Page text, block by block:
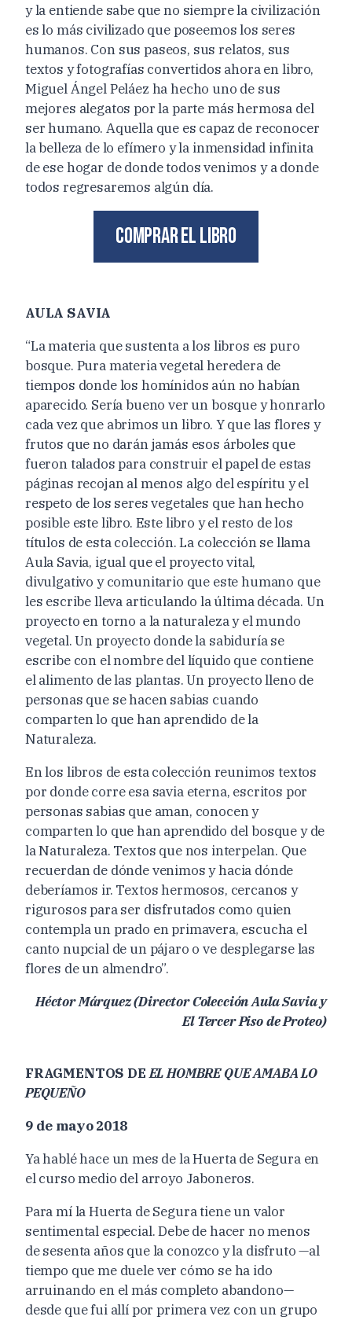
y la entiende sabe que no siempre la civilización
es lo más civilizado que poseemos los seres
humanos. Con sus paseos, sus relatos, sus
textos y fotografías convertidos ahora en libro,
Miguel Ángel Peláez ha hecho uno de sus
mejores alegatos por la parte más hermosa del
ser humano. Aquella que es capaz de reconocer
la belleza de lo efímero y la inmensidad infinita
de ese hogar de donde todos venimos y a donde
todos regresaremos algún día.
Comprar el libro
AULA SAVIA
“La materia que sustenta a los libros es puro
bosque. Pura materia vegetal heredera de
tiempos donde los homínidos aún no habían
aparecido. Sería bueno ver un bosque y honrarlo
cada vez que abrimos un libro. Y que las flores y
frutos que no darán jamás esos árboles que
fueron talados para construir el papel de estas
páginas recojan al menos algo del espíritu y el
respeto de los seres vegetales que han hecho
posible este libro. Este libro y el resto de los
títulos de esta colección. La colección se llama
Aula Savia, igual que el proyecto vital,
divulgativo y comunitario que este humano que
les escribe lleva articulando la última década. Un
proyecto en torno a la naturaleza y el mundo
vegetal. Un proyecto donde la sabiduría se
escribe con el nombre del líquido que contiene
el alimento de las plantas. Un proyecto lleno de
personas que se hacen sabias cuando
comparten lo que han aprendido de la
Naturaleza.
En los libros de esta colección reunimos textos
por donde corre esa savia eterna, escritos por
personas sabias que aman, conocen y
comparten lo que han aprendido del bosque y de
la Naturaleza. Textos que nos interpelan. Que
recuerdan de dónde venimos y hacia dónde
deberíamos ir. Textos hermosos, cercanos y
rigurosos para ser disfrutados como quien
contempla un prado en primavera, escucha el
canto nupcial de un pájaro o ve desplegarse las
flores de un almendro”.
Héctor Márquez (Director Colección Aula Savia y
El Tercer Piso de Proteo)
FRAGMENTOS DEEL HOMBRE QUE AMABA LO
PEQUEÑO
9 de mayo 2018
Ya hablé hace un mes de la Huerta de Segura en
el curso medio del arroyo Jaboneros.
Para mí la Huerta de Segura tiene un valor
sentimental especial. Debe de hacer no menos
de sesenta años que la conozco y la disfruto —al
tiempo que me duele ver cómo se ha ido
arruinando en el más completo abandono—
desde que fui allí por primera vez con un grupo